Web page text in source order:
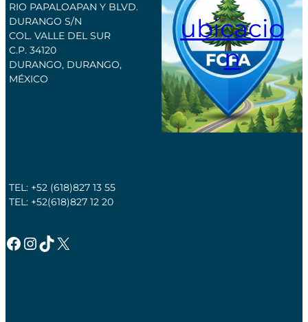
RIO PAPALOAPAN Y BLVD.
DURANGO S/N
COL. VALLE DEL SUR
C.P. 34120
DURANGO, DURANGO,
MÉXICO
ubicacio
n
TEL: +52 (618)827 13 55
TEL: +52(618)827 12 20
Facebook InstagramTikTok X